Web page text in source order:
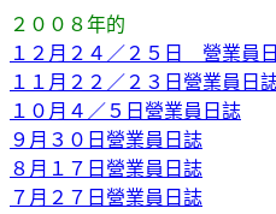
２００８年的
１２月２４／２５日 營業員
１１月２２／２３日營業員日
１０月４／５日營業員日誌
９月３０日營業員日誌
８月１７日營業員日誌
７月２７日營業員日誌